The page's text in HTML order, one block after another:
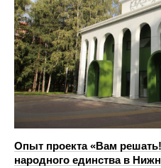
Опыт проекта «Вам
народного единства в